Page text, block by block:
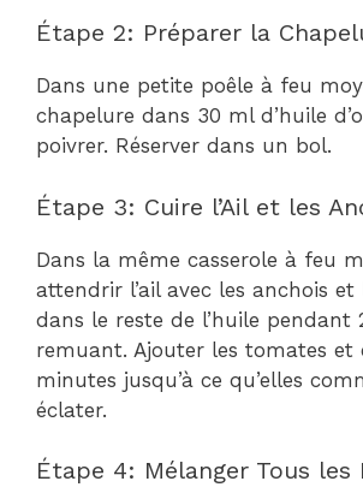
Étape 2: Préparer la
Dans une petite poêle à feu
chapelure dans 30 ml d’huile
poivrer. Réserver dans un bol.
Étape 3: Cuire l’Ail et les
Dans la même casserole à feu
attendrir l’ail avec les anchois
dans le reste de l’huile pendant
remuant. Ajouter les tomates et
minutes jusqu’à ce qu’elles
éclater.
Étape 4: Mélanger Tous les